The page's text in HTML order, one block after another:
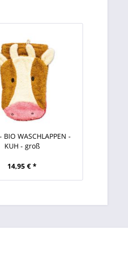
BIO WASCHLAPPEN -
KUH - groß
14,95 € *